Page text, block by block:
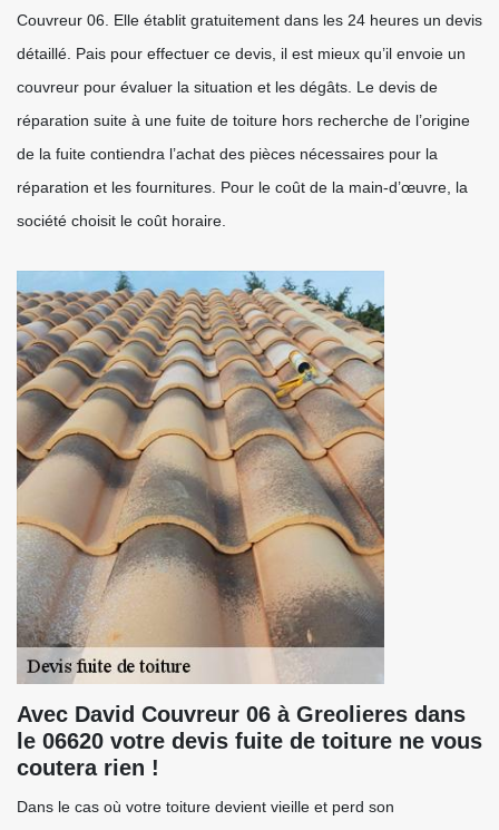
Couvreur 06. Elle établit gratuitement dans les 24 heures un devis
détaillé. Pais pour effectuer ce devis, il est mieux qu’il envoie un
couvreur pour évaluer la situation et les dégâts. Le devis de
réparation suite à une fuite de toiture hors recherche de l’origine
de la fuite contiendra l’achat des pièces nécessaires pour la
réparation et les fournitures. Pour le coût de la main-d’œuvre, la
société choisit le coût horaire.
Avec David Couvreur 06 à Greolieres dans
le 06620 votre devis fuite de toiture ne vous
coutera rien !
Dans le cas où votre toiture devient vieille et perd son